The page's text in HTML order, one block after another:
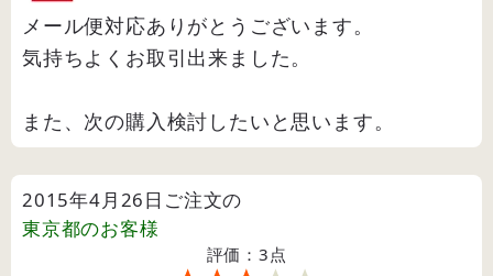
メール便対応ありがとうございます。
気持ちよくお取引出来ました。
また、次の購入検討したいと思います。
2015年4月26日ご注文の
東京都のお客様
評価：3点